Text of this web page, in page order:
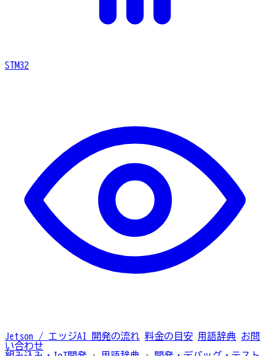
STM32
Jetson / エッジAI 開発の流れ 料金の目安 用語辞典 お問
い合わせ